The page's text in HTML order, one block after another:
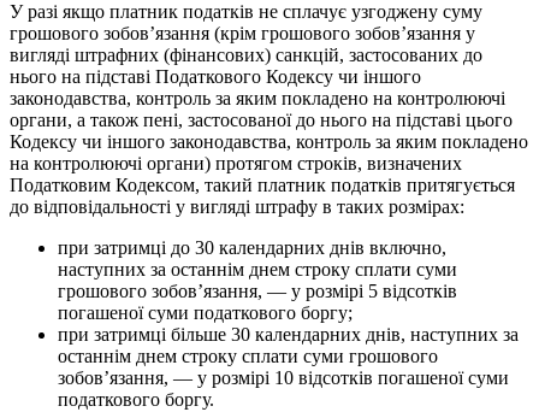
У разі якщо платник податків не сплачує узгоджену суму
грошового зобов’язання (крім грошового зобов’язання у
вигляді штрафних (фінансових) санкцій, застосованих до
нього на підставі Податкового Кодексу чи іншого
законодавства, контроль за яким покладено на контролюючі
органи, а також пені, застосованої до нього на підставі цього
Кодексу чи іншого законодавства, контроль за яким покладено
на контролюючі органи) протягом строків, визначених
Податковим Кодексом, такий платник податків притягується
до відповідальності у вигляді штрафу в таких розмірах:
при затримці до 30 календарних днів включно,
наступних за останнім днем строку сплати суми
грошового зобов’язання, — у розмірі 5 відсотків
погашеної суми податкового боргу;
при затримці більше 30 календарних днів, наступних за
останнім днем строку сплати суми грошового
зобов’язання, — у розмірі 10 відсотків погашеної суми
податкового боргу.